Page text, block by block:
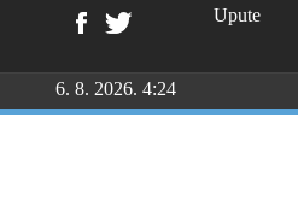
Upute
6. 8. 2026. 4:24